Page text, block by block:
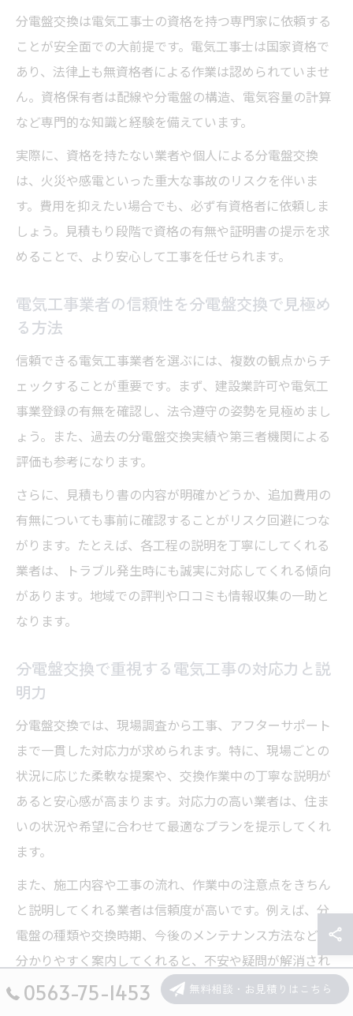
分電盤交換は電気工事士の資格を持つ専門家に依頼する
ことが安全面での大前提です。電気工事士は国家資格で
あり、法律上も無資格者による作業は認められていませ
ん。資格保有者は配線や分電盤の構造、電気容量の計算
など専門的な知識と経験を備えています。
実際に、資格を持たない業者や個人による分電盤交換
は、火災や感電といった重大な事故のリスクを伴いま
す。費用を抑えたい場合でも、必ず有資格者に依頼しま
しょう。見積もり段階で資格の有無や証明書の提示を求
めることで、より安心して工事を任せられます。
電気工事業者の信頼性を分電盤交換で見極め
る方法
信頼できる電気工事業者を選ぶには、複数の観点からチ
ェックすることが重要です。まず、建設業許可や電気工
事業登録の有無を確認し、法令遵守の姿勢を見極めまし
ょう。また、過去の分電盤交換実績や第三者機関による
評価も参考になります。
さらに、見積もり書の内容が明確かどうか、追加費用の
有無についても事前に確認することがリスク回避につな
がります。たとえば、各工程の説明を丁寧にしてくれる
業者は、トラブル発生時にも誠実に対応してくれる傾向
があります。地域での評判や口コミも情報収集の一助と
なります。
分電盤交換で重視する電気工事の対応力と説
明力
分電盤交換では、現場調査から工事、アフターサポート
まで一貫した対応力が求められます。特に、現場ごとの
状況に応じた柔軟な提案や、交換作業中の丁寧な説明が
あると安心感が高まります。対応力の高い業者は、住ま
いの状況や希望に合わせて最適なプランを提示してくれ
ます。
また、施工内容や工事の流れ、作業中の注意点をきちん
と説明してくれる業者は信頼度が高いです。例えば、分
電盤の種類や交換時期、今後のメンテナンス方法なども
分かりやすく案内してくれると、不安や疑問が解消され
やすくなります。
0563-75-1453 無料相談・お見積りはこちら